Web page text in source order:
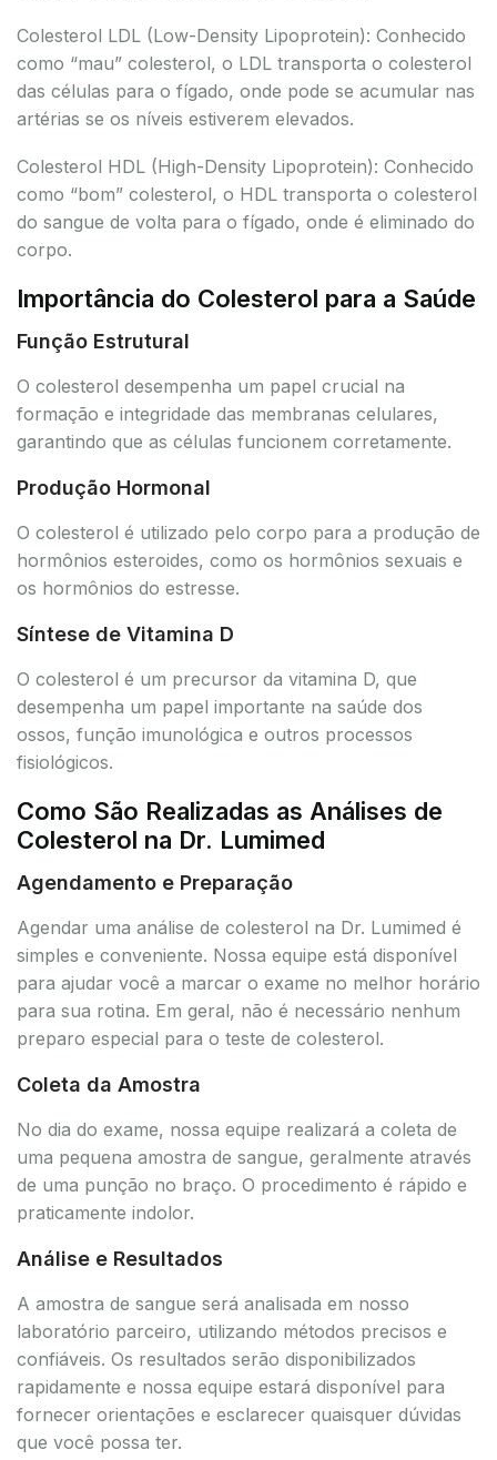
Colesterol LDL (Low-Density Lipoprotein): Conhecido
como “mau” colesterol, o LDL transporta o colesterol
das células para o fígado, onde pode se acumular nas
artérias se os níveis estiverem elevados.
Colesterol HDL (High-Density Lipoprotein): Conhecido
como “bom” colesterol, o HDL transporta o colesterol
do sangue de volta para o fígado, onde é eliminado do
corpo.
Importância do Colesterol para a Saúde
Função Estrutural
O colesterol desempenha um papel crucial na
formação e integridade das membranas celulares,
garantindo que as células funcionem corretamente.
Produção Hormonal
O colesterol é utilizado pelo corpo para a produção de
hormônios esteroides, como os hormônios sexuais e
os hormônios do estresse.
Síntese de Vitamina D
O colesterol é um precursor da vitamina D, que
desempenha um papel importante na saúde dos
ossos, função imunológica e outros processos
fisiológicos.
Como São Realizadas as Análises de
Colesterol na Dr. Lumimed
Agendamento e Preparação
Agendar uma análise de colesterol na Dr. Lumimed é
simples e conveniente. Nossa equipe está disponível
para ajudar você a marcar o exame no melhor horário
para sua rotina. Em geral, não é necessário nenhum
preparo especial para o teste de colesterol.
Coleta da Amostra
No dia do exame, nossa equipe realizará a coleta de
uma pequena amostra de sangue, geralmente através
de uma punção no braço. O procedimento é rápido e
praticamente indolor.
Análise e Resultados
A amostra de sangue será analisada em nosso
laboratório parceiro, utilizando métodos precisos e
confiáveis. Os resultados serão disponibilizados
rapidamente e nossa equipe estará disponível para
fornecer orientações e esclarecer quaisquer dúvidas
que você possa ter.